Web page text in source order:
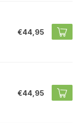
€44,95
€44,95